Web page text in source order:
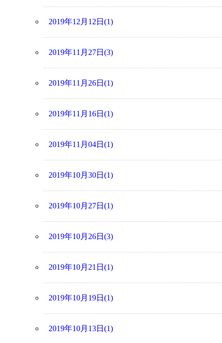
2019年12月12日(1)
2019年11月27日(3)
2019年11月26日(1)
2019年11月16日(1)
2019年11月04日(1)
2019年10月30日(1)
2019年10月27日(1)
2019年10月26日(3)
2019年10月21日(1)
2019年10月19日(1)
2019年10月13日(1)